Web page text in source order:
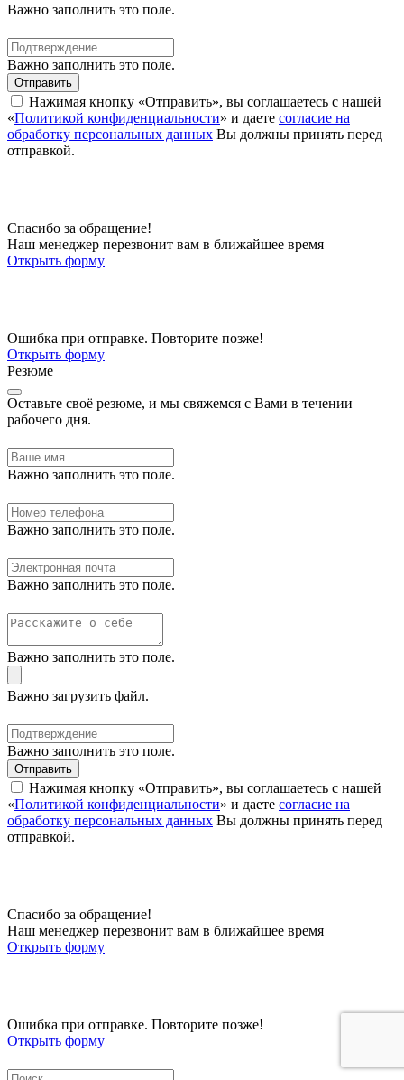
Важно заполнить это поле.
Важно заполнить это поле.
Отправить
Нажимая кнопку «Отправить», вы соглашаетесь с нашей
«Политикой конфиденциальности» и даете согласие на
обработку персональных данных Вы должны принять перед
отправкой.
Спасибо за обращение!
Наш менеджер перезвонит вам в ближайшее время
Открыть форму
Ошибка при отправке. Повторите позже!
Открыть форму
Резюме
Оставьте своё резюме, и мы свяжемся с Вами в течении
рабочего дня.
Важно заполнить это поле.
Важно заполнить это поле.
Важно заполнить это поле.
Важно заполнить это поле.
Важно загрузить файл.
Важно заполнить это поле.
Отправить
Нажимая кнопку «Отправить», вы соглашаетесь с нашей
«Политикой конфиденциальности» и даете согласие на
обработку персональных данных Вы должны принять перед
отправкой.
Спасибо за обращение!
Наш менеджер перезвонит вам в ближайшее время
Открыть форму
Ошибка при отправке. Повторите позже!
Открыть форму